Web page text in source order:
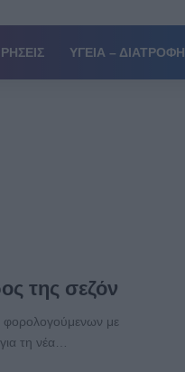
ΥΓΕΙΑ – ΔΙΑΤΡΟΦΗ
της σεζόν
φορολογούμενων με
τη νέα…